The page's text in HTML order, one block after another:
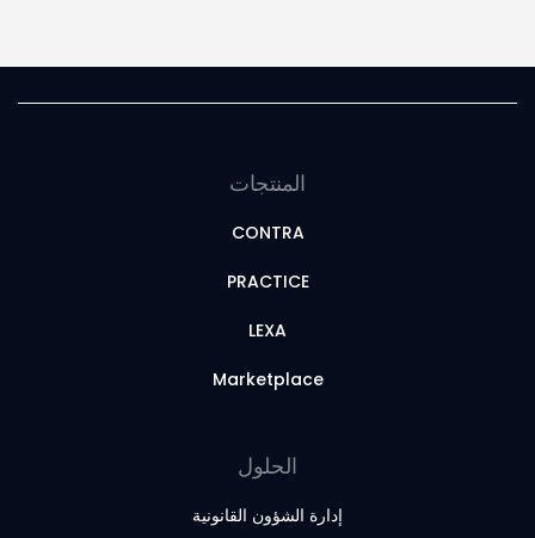
المنتجات
CONTRA
PRACTICE
LEXA
Marketplace
الحلول
إدارة الشؤون القانونية